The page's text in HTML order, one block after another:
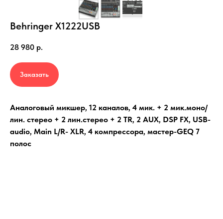
Behringer X1222USB
28 980 р.
Заказать
Аналоговый микшер, 12 каналов, 4 мик. + 2 мик.моно/
лин. стерео + 2 лин.стерео + 2 TR, 2 AUX, DSP FX, USB-
audio, Main L/R- XLR, 4 компрессора, мастер-GEQ 7
полос